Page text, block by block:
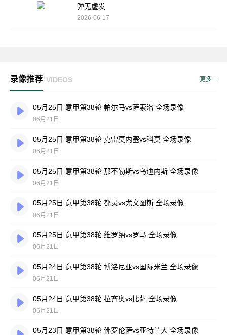
弹无虚发
2026-06-17
录像推荐 VIDEOS 更多 +
05月25日 意甲第38轮 帕尔马vs萨索洛 全场录像
06月21日
05月25日 意甲第38轮 克雷莫内塞vs科莫 全场录像
06月21日
05月25日 意甲第38轮 那不勒斯vs乌迪内斯 全场录像
06月21日
05月25日 意甲第38轮 都灵vs尤文图斯 全场录像
06月21日
05月25日 意甲第38轮 维罗纳vs罗马 全场录像
06月21日
05月24日 意甲第38轮 博洛尼亚vs国际米兰 全场录像
06月21日
05月24日 意甲第38轮 拉齐奥vs比萨 全场录像
06月21日
05月23日 意甲第38轮 佛罗伦萨vs亚特兰大 全场录像